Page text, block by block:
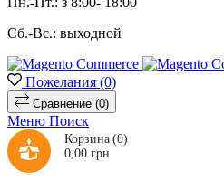
Сб.-Вс.: выходной
Пожелания (0)
Сравнение (0)
Меню Поиск
Корзина (0)
0,00 грн